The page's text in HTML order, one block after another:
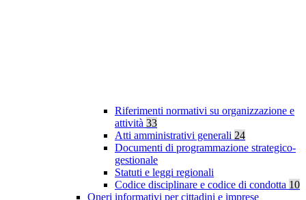
Riferimenti normativi su organizzazione e
attività 33
Atti amministrativi generali 24
Documenti di programmazione strategico-
gestionale
Statuti e leggi regionali
Codice disciplinare e codice di condotta 10
Oneri informativi per cittadini e imprese